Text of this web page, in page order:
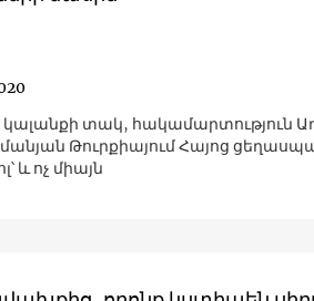
տակ, հակամարտություն
Թուրքիայում Հայոց
և ոչ միայն